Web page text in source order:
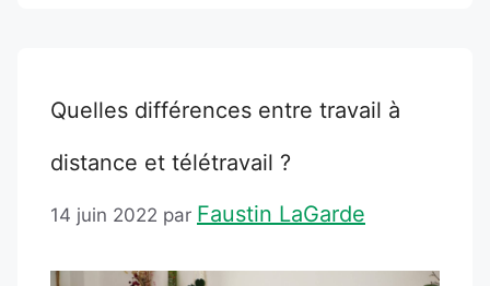
Quelles différences entre travail à
distance et télétravail ?
14 juin 2022 par Faustin LaGarde